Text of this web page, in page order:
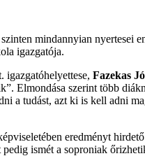
mindannyian nyertesei
igazgatója.
Fazekas
Elmondása szerint több
a tudást, azt ki is kell adni
eredményt
ismét a soproniak